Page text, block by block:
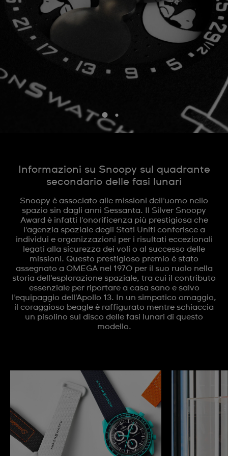
Informazioni su Snoopy sul quadrante
secondario delle fasi lunari
Snoopy è associato alle missioni dell'uomo nello
spazio sin dagli anni Sessanta. Il Silver Snoopy
Award è infatti l'onorificenza più prestigiosa che
l'agenzia spaziale degli Stati Uniti conferisce a
individui e organizzazioni per i risultati eccezionali
legati alla sicurezza dei voli o al successo delle
missioni. Questo prestigioso premio è stato
assegnato a OMEGA nel 1970 per il suo ruolo nella
storia dell'esplorazione spaziale, tra cui il contributo
essenziale per riportare a casa sano e salvo
l'equipaggio dell'Apollo 13. In un simpatico omaggio,
il coraggioso beagle è raffigurato mentre schiaccia
un pisolino sul disco delle fasi lunari di questo
modello.